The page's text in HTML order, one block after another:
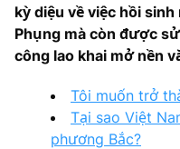
kỳ diệu về việc hồi
Phụng mà còn được
công lao khai mở nền
Tôi muốn trở
Tại sao Việt
phương Bắc?